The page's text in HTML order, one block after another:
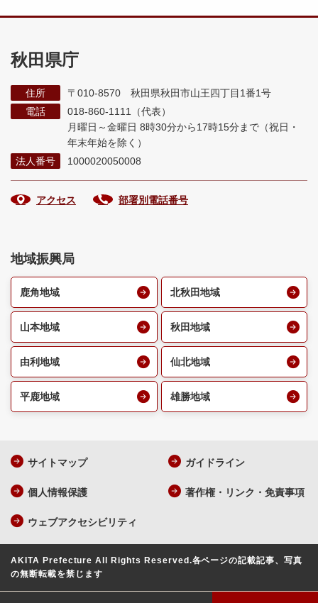
秋田県庁
住所
〒010-8570 秋田県秋田市山王四丁目1番1号
電話
018-860-1111（代表）
月曜日～金曜日 8時30分から17時15分まで （祝日・
年末年始を除く）
法人番号
1000020050008
アクセス 部署別電話番号
地域振興局
鹿角地域 北秋田地域
山本地域 秋田地域
由利地域 仙北地域
平鹿地域 雄勝地域
サイトマップ ガイドライン
個人情報保護 著作権・リンク・免責事項
ウェブアクセシビリティ
AKITA Prefecture All Rights Reserved.各ページの記載記事、写真
の無断転載を禁じます